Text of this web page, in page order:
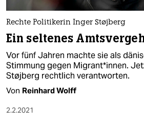
Rechte Politikerin Inger Støjberg
Ein seltenes
Vor fünf Jahren machte sie als
Stimmung gegen Migrant*innen.
Støjberg rechtlich verantworten.
Von Reinhard Wolff
2.2.2021